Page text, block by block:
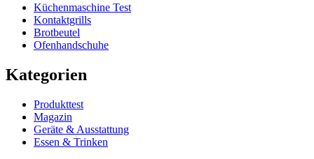
Küchenmaschine Test
Kontaktgrills
Brotbeutel
Ofenhandschuhe
Kategorien
Produkttest
Magazin
Geräte & Ausstattung
Essen & Trinken